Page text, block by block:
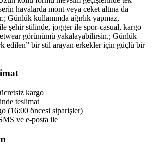
havalarda mont veya ceket altına da
Günlük kullanımda ağırlık yapmaz,
şehir stilinde, jogger ile spor-casual, kargo
görünümü yakalayabilirsin.; Günlük
edilen” bir stil arayan erkekler için güçlü bir
kargo
teslimat
(16:00 öncesi siparişler)
ve e-posta ile